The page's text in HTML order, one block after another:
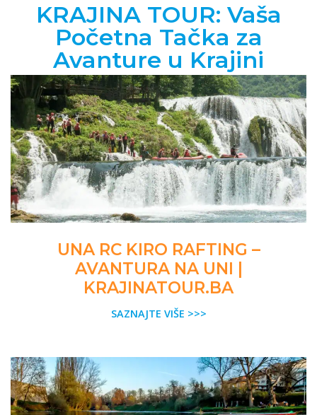
KRAJINA TOUR: Vaša
Početna Tačka za
Avanture u Krajini
UNA RC KIRO RAFTING –
AVANTURA NA UNI |
KRAJINATOUR.BA
SAZNAJTE VIŠE >>>